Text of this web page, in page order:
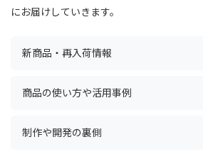
にお届けしていきます。
新商品・再入荷情報
商品の使い方や活用事例
制作や開発の裏側